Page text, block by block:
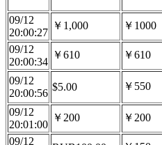
09/12
20:00:27
￥1,000 ￥1000
09/12
20:00:34
￥610 ￥610
09/12
20:00:56
$5.00 ￥550
09/12
20:01:00
￥200 ￥200
09/12